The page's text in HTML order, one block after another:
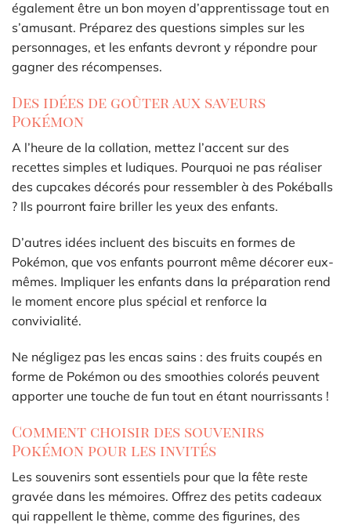
également être un bon moyen d’apprentissage tout en
s’amusant. Préparez des questions simples sur les
personnages, et les enfants devront y répondre pour
gagner des récompenses.
Des idées de goûter aux saveurs
Pokémon
A l’heure de la collation, mettez l’accent sur des
recettes simples et ludiques. Pourquoi ne pas réaliser
des cupcakes décorés pour ressembler à des Pokéballs
? Ils pourront faire briller les yeux des enfants.
D’autres idées incluent des biscuits en formes de
Pokémon, que vos enfants pourront même décorer eux-
mêmes. Impliquer les enfants dans la préparation rend
le moment encore plus spécial et renforce la
convivialité.
Ne négligez pas les encas sains : des fruits coupés en
forme de Pokémon ou des smoothies colorés peuvent
apporter une touche de fun tout en étant nourrissants !
Comment choisir des souvenirs
Pokémon pour les invités
Les souvenirs sont essentiels pour que la fête reste
gravée dans les mémoires. Offrez des petits cadeaux
qui rappellent le thème, comme des figurines, des